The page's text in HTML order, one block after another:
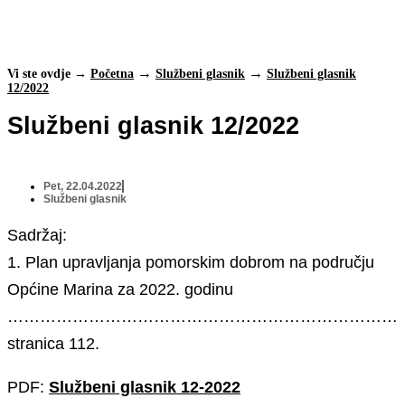
Vi ste ovdje → Početna Službeni glasnik
Službeni glasnik
12/2022
Službeni glasnik 12/2022
Pet, 22.04.2022
Službeni glasnik
Sadržaj:
1. Plan upravljanja pomorskim dobrom na području
Općine Marina za 2022. godinu
stranica 112.
PDF: Službeni glasnik 12-2022